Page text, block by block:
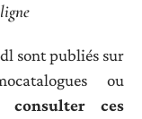
sont publiés sur
ou
consulter ces